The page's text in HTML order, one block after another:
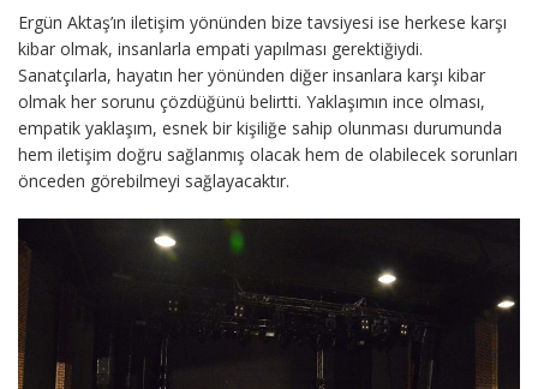
Ergün Aktaş’ın iletişim yönünden bize tavsiyesi ise herkese karşı
kibar olmak, insanlarla empati yapılması gerektiğiydi.
Sanatçılarla, hayatın her yönünden diğer insanlara karşı kibar
olmak her sorunu çözdüğünü belirtti. Yaklaşımın ince olması,
empatik yaklaşım, esnek bir kişiliğe sahip olunması durumunda
hem iletişim doğru sağlanmış olacak hem de olabilecek sorunları
önceden görebilmeyi sağlayacaktır.